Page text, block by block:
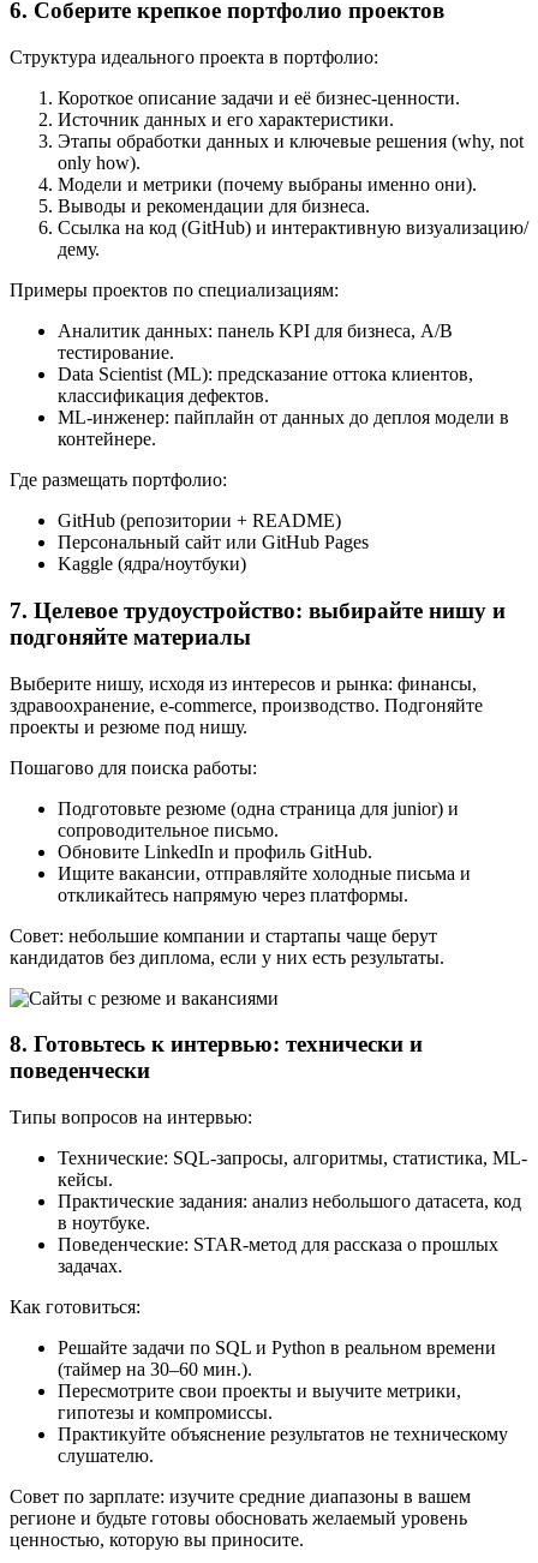
6. Соберите крепкое портфолио проектов
Структура идеального проекта в портфолио:
Короткое описание задачи и её бизнес-ценности.
Источник данных и его характеристики.
Этапы обработки данных и ключевые решения (why, not
only how).
Модели и метрики (почему выбраны именно они).
Выводы и рекомендации для бизнеса.
Ссылка на код (GitHub) и интерактивную визуализацию/
дему.
Примеры проектов по специализациям:
Аналитик данных: панель KPI для бизнеса, A/B
тестирование.
Data Scientist (ML): предсказание оттока клиентов,
классификация дефектов.
ML-инженер: пайплайн от данных до деплоя модели в
контейнере.
Где размещать портфолио:
GitHub (репозитории + README)
Персональный сайт или GitHub Pages
Kaggle (ядра/ноутбуки)
7. Целевое трудоустройство: выбирайте нишу и
подгоняйте материалы
Выберите нишу, исходя из интересов и рынка: финансы,
здравоохранение, e‑commerce, производство. Подгоняйте
проекты и резюме под нишу.
Пошагово для поиска работы:
Подготовьте резюме (одна страница для junior) и
сопроводительное письмо.
Обновите LinkedIn и профиль GitHub.
Ищите вакансии, отправляйте холодные письма и
откликайтесь напрямую через платформы.
Совет: небольшие компании и стартапы чаще берут
кандидатов без диплома, если у них есть результаты.
8. Готовьтесь к интервью: технически и
поведенчески
Типы вопросов на интервью:
Технические: SQL-запросы, алгоритмы, статистика, ML-
кейсы.
Практические задания: анализ небольшого датасета, код
в ноутбуке.
Поведенческие: STAR-метод для рассказа о прошлых
задачах.
Как готовиться:
Решайте задачи по SQL и Python в реальном времени
(таймер на 30–60 мин.).
Пересмотрите свои проекты и выучите метрики,
гипотезы и компромиссы.
Практикуйте объяснение результатов не техническому
слушателю.
Совет по зарплате: изучите средние диапазоны в вашем
регионе и будьте готовы обосновать желаемый уровень
ценностью, которую вы приносите.